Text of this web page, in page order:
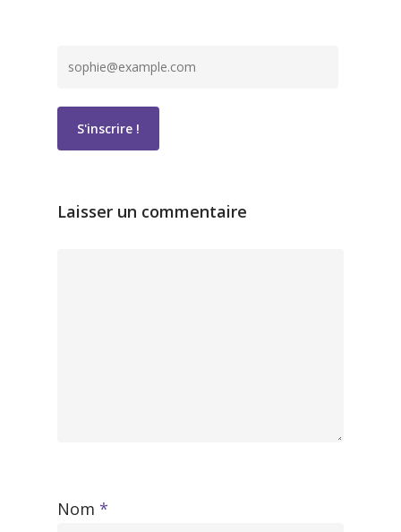
Laisser un commentaire
Nom *